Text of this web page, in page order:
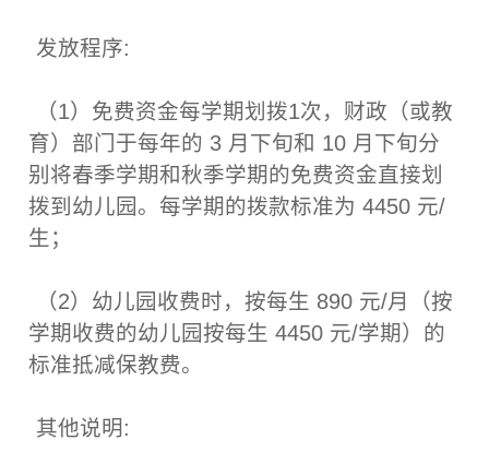
发放程序:
（1）免费资金每学期划拨1次，财政（或教
育）部门于每年的 3 月下旬和 10 月下旬分
别将春季学期和秋季学期的免费资金直接划
拨到幼儿园。每学期的拨款标准为 4450 元/
生；
（2）幼儿园收费时，按每生 890 元/月（按
学期收费的幼儿园按每生 4450 元/学期）的
标准抵减保教费。
其他说明: